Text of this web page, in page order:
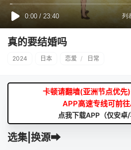
真的要结婚吗
2024 日本 恋爱 / 日常
卡顿请翻墙(亚洲节点优先
APP高速专线可前
点我下载APP（仅安卓/
选集|换源➡